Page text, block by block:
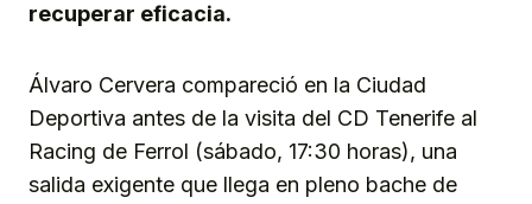
recuperar eficacia.
Álvaro Cervera compareció en la Ciudad
Deportiva antes de la visita del CD Tenerife al
Racing de Ferrol (sábado, 17:30 horas), una
salida exigente que llega en pleno bache de